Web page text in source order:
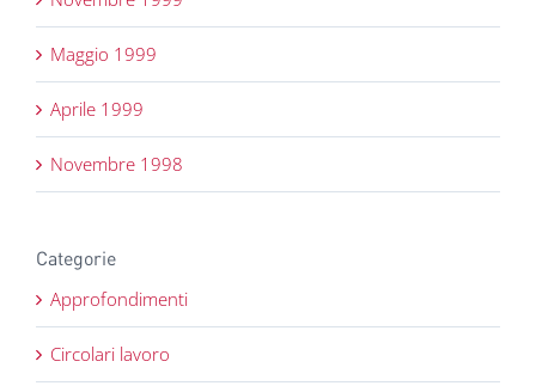
Maggio 1999
Aprile 1999
Novembre 1998
Categorie
Approfondimenti
Circolari lavoro